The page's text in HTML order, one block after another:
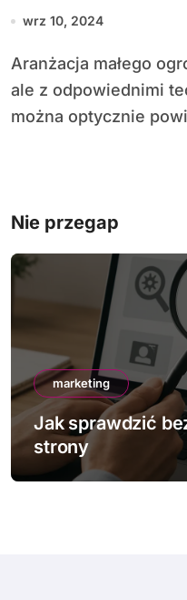
przestrzeń?
wrz 10, 2024
Aranżacja małego ogrodu może być wyzwaniem,
ale z odpowiednimi
można optycznie
Nie przegap
marketing
Jak sprawdzić
strony